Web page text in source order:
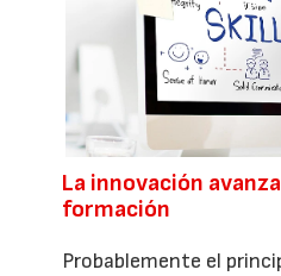
La innovación
formación
Probablemente el